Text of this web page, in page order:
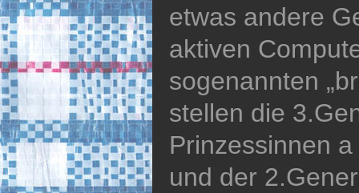
etwas andere
aktiven
sogenannten
stellen die
Prinzessinnen
und der